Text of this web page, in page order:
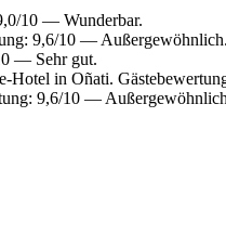
10 — Wunderbar.
9,6/10 — Außergewöhnlich.
— Sehr gut.
Hotel in Oñati.
9,6/10 —